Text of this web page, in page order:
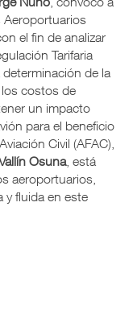
Aeroportuarios
el fin de analizar
Tarifaria
de la
los costos de
un impacto
para el beneficio
Civil (AFAC),
Osuna, está
aeroportuarios,
y fluida en este